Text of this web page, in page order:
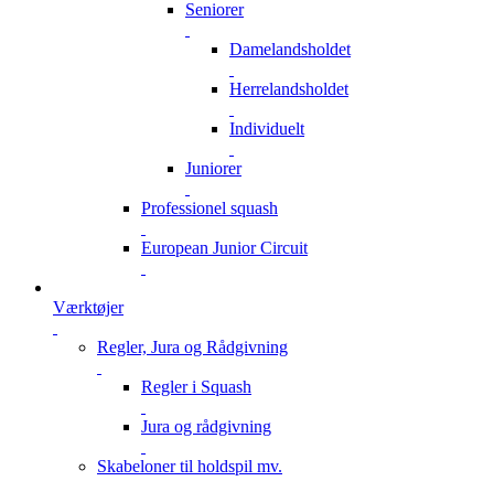
Seniorer
Damelandsholdet
Herrelandsholdet
Individuelt
Juniorer
Professionel squash
European Junior Circuit
Værktøjer
Regler, Jura og Rådgivning
Regler i Squash
Jura og rådgivning
Skabeloner til holdspil mv.